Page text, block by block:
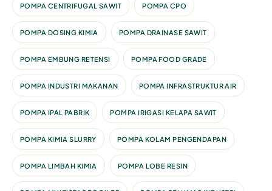
POMPA CENTRIFUGAL SAWIT POMPA CPO
POMPA DOSING KIMIA POMPA DRAINASE SAWIT
POMPA EMBUNG RETENSI POMPA FOOD GRADE
POMPA INDUSTRI MAKANAN POMPA INFRASTRUKTUR AIR
POMPA IPAL PABRIK POMPA IRIGASI KELAPA SAWIT
POMPA KIMIA SLURRY POMPA KOLAM PENGENDAPAN
POMPA LIMBAH KIMIA POMPA LOBE RESIN